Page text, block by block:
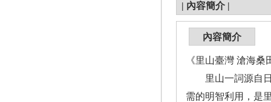
| 內容簡介 |
內容簡介
《里山臺灣 滄海
里山一詞源自日
需的明智利用，是